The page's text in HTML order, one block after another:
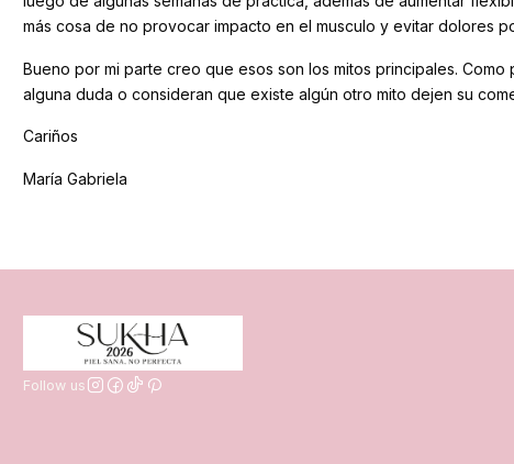
más cosa de no provocar impacto en el musculo y evitar dolores
Bueno por mi parte creo que esos son los mitos principales.
alguna duda o consideran que existe algún otro mito dejen su
Cariños
María Gabriela
Follow us